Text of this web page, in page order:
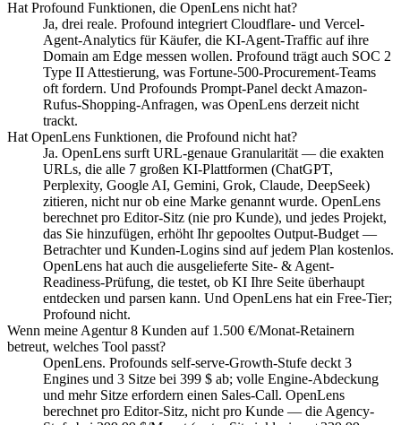
Hat Profound Funktionen, die OpenLens nicht hat?
Ja, drei reale. Profound integriert Cloudflare- und Vercel-
Agent-Analytics für Käufer, die KI-Agent-Traffic auf ihre
Domain am Edge messen wollen. Profound trägt auch SOC 2
Type II Attestierung, was Fortune-500-Procurement-Teams
oft fordern. Und Profounds Prompt-Panel deckt Amazon-
Rufus-Shopping-Anfragen, was OpenLens derzeit nicht
trackt.
Hat OpenLens Funktionen, die Profound nicht hat?
Ja. OpenLens surft URL-genaue Granularität — die exakten
URLs, die alle 7 großen KI-Plattformen (ChatGPT,
Perplexity, Google AI, Gemini, Grok, Claude, DeepSeek)
zitieren, nicht nur ob eine Marke genannt wurde. OpenLens
berechnet pro Editor-Sitz (nie pro Kunde), und jedes Projekt,
das Sie hinzufügen, erhöht Ihr gepooltes Output-Budget —
Betrachter und Kunden-Logins sind auf jedem Plan kostenlos.
OpenLens hat auch die ausgelieferte Site- & Agent-
Readiness-Prüfung, die testet, ob KI Ihre Seite überhaupt
entdecken und parsen kann. Und OpenLens hat ein Free-Tier;
Profound nicht.
Wenn meine Agentur 8 Kunden auf 1.500 €/Monat-Retainern
betreut, welches Tool passt?
OpenLens. Profounds self-serve-Growth-Stufe deckt 3
Engines und 3 Sitze bei 399 $ ab; volle Engine-Abdeckung
und mehr Sitze erfordern einen Sales-Call. OpenLens
berechnet pro Editor-Sitz, nicht pro Kunde — die Agency-